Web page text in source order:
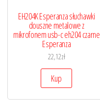
EH204K Esperanza słuchawki
douszne metalowe z
mikrofonem usb-c eh204 czarne
Esperanza
22,12zł
Kup